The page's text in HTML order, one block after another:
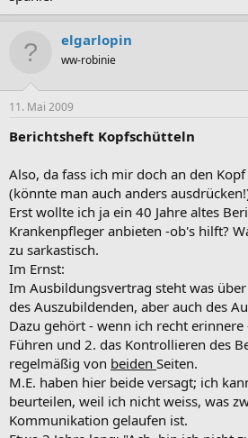
elgarlopin
ww-robinie
11. Mai 2009
Berichtsheft Kopfschütteln
Also, da fass ich mir doch an den
(könnte man auch anders
Erst wollte ich ja ein 40 Jahre altes
Krankenpfleger anbieten -ob's hilft?
zu sarkastisch.
Im Ernst:
Im Ausbildungsvertrag steht was über
des Auszubildenden, aber auch des
Dazu gehört - wenn ich recht
Führen und 2. das Kontrollieren des
regelmäßig von beiden Seiten.
M.E. haben hier beide versagt; ich
beurteilen, weil ich nicht weiss, was
Kommunikation gelaufen ist.